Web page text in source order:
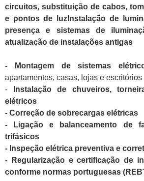
circuitos, substituição de cabos,
e pontos de luzInstalação de
presença e sistemas de
atualização de instalações antigas
- Montagem de sistemas
apartamentos, casas, lojas e escritórios
-
Instalação de chuveiros,
elétricos
- Correção de sobrecargas elétricas
- Ligação e balanceamento de
trifásicos
- Inspeção elétrica preventiva e
- Regularização e certificação de
conforme normas portuguesas